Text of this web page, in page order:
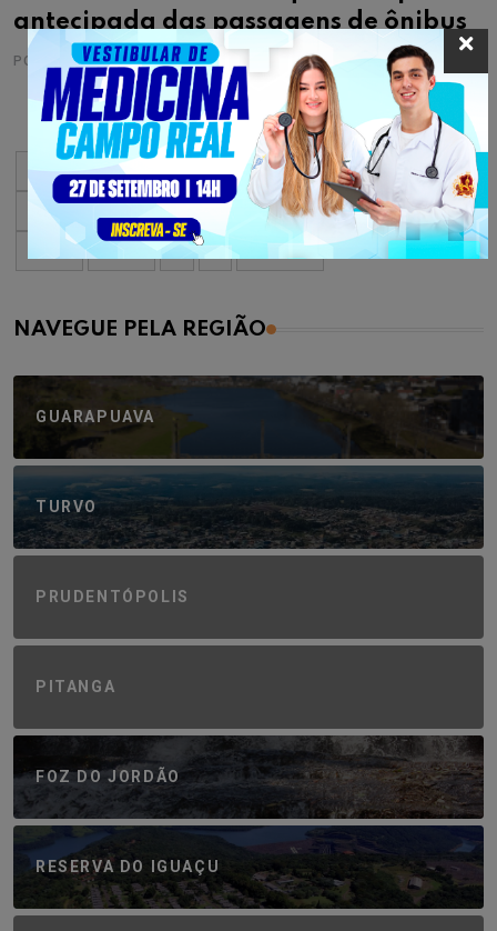
antecipada das passagens de ônibus
POR CRISTINA ESTECHE 08/06/2009
« Primeiro « ... 10 20 30 ...
2.107
2.108
2.110 2.111 ...
2.120
... » Último »
NAVEGUE PELA REGIÃO
GUARAPUAVA
TURVO
PRUDENTÓPOLIS
PITANGA
FOZ DO JORDÃO
RESERVA DO IGUAÇU